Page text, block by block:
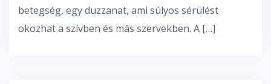
betegség, egy duzzanat, ami súlyos sérülést
okozhat a szívben és más szervekben. A […]